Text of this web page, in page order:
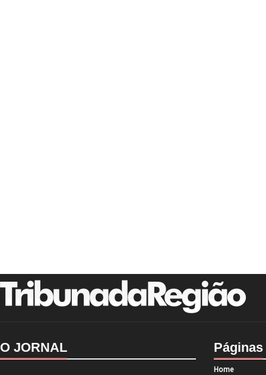
O JORNAL Páginas
Home